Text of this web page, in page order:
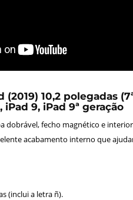
10,2 polegadas
iPad 9, iPad 9ª geração
dobrável, fecho magnético e
acabamento interno que
(inclui a letra ñ).